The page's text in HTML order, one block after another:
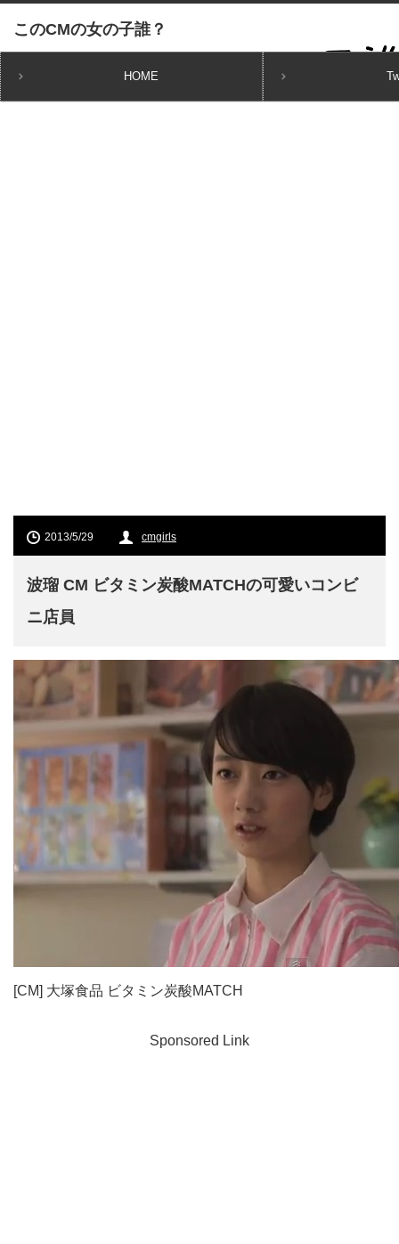
HOME
ホーム 波瑠 CM ビタミン炭酸MATCHの可愛いコンビニ店員
2013/5/29 cmgirls
波瑠 CM ビタミン炭酸MATCHの可愛いコンビ
ニ店員
[CM] 大塚食品 ビタミン炭酸MATCH
Sponsored Link